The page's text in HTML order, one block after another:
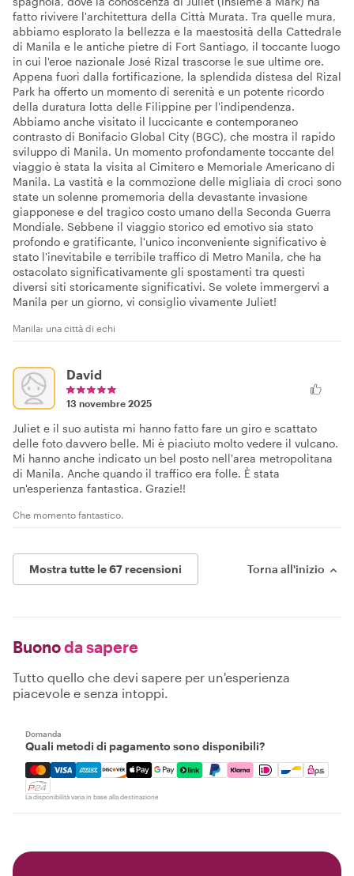
fatto rivivere l'architettura della Città Murata. Tra quelle mura,
abbiamo esplorato la bellezza e la maestosità della Cattedrale
di Manila e le antiche pietre di Fort Santiago, il toccante luogo
in cui l'eroe nazionale José Rizal trascorse le sue ultime ore.
Appena fuori dalla fortificazione, la splendida distesa del Rizal
Park ha offerto un momento di serenità e un potente ricordo
della duratura lotta delle Filippine per l'indipendenza.
Abbiamo anche visitato il luccicante e contemporaneo
contrasto di Bonifacio Global City (BGC), che mostra il rapido
sviluppo di Manila. Un momento profondamente toccante del
viaggio è stata la visita al Cimitero e Memoriale Americano di
Manila. La vastità e la commozione delle migliaia di croci sono
state un solenne promemoria della devastante invasione
giapponese e del tragico costo umano della Seconda Guerra
Mondiale. Sebbene il viaggio storico ed emotivo sia stato
profondo e gratificante, l'unico inconveniente significativo è
stato l'inevitabile e terribile traffico di Metro Manila, che ha
ostacolato significativamente gli spostamenti tra questi
diversi siti storicamente significativi. Se volete immergervi a
Manila per un giorno, vi consiglio vivamente Juliet!
Manila: una città di echi
David
13 novembre 2025
Juliet e il suo autista mi hanno fatto fare un giro e scattato
delle foto davvero belle. Mi è piaciuto molto vedere il vulcano.
Mi hanno anche indicato un bel posto nell'area metropolitana
di Manila. Anche quando il traffico era folle. È stata
un'esperienza fantastica. Grazie!!
Che momento fantastico.
Mostra tutte le 67 recensioni Torna all'inizio
Buonoda sapere
Tutto quello che devi sapere per un'esperienza
piacevole e senza intoppi.
Domanda
Quali metodi di pagamento sono disponibili?
Mastercard, Visa, Amex, Discover, Apple Pay, Google
La disponibilità varia in base alla destinazione